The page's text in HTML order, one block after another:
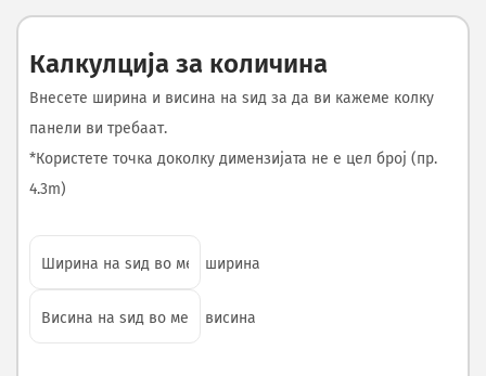
Калкулција за количина
Внесете ширина и висина на ѕид за да ви кажеме колку
панели ви требаат.
*Користете точка доколку димензијата не е цел број (пр.
4.3m)
ширина
висина